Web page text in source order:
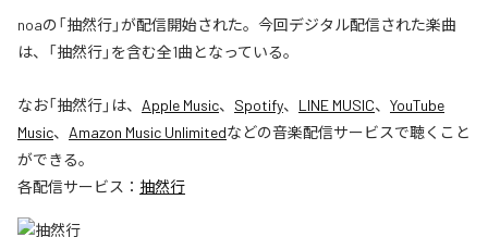
noaの「抽然行」が配信開始された。今回デジタル配信された楽曲
は、「抽然行」を含む全1曲となっている。
なお「抽然行」は、 Apple Music、 Spotify、 LINE MUSIC、 YouTube
Music、 Amazon Music Unlimitedなどの音楽配信サービスで聴くこと
ができる。
各配信サービス： 抽然行